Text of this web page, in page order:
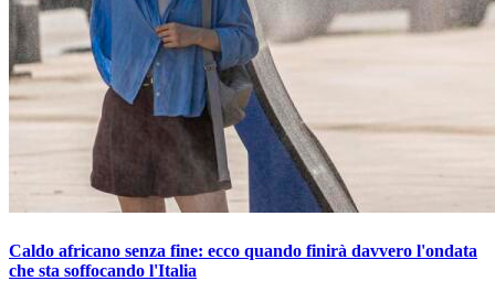
Caldo africano senza fine: ecco quando finirà davvero l'ondata
che sta soffocando l'Italia